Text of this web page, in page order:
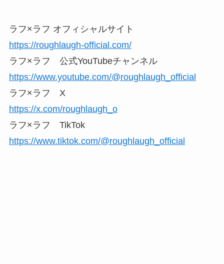
ラフ×ラフ オフィシャルサイト
https://roughlaugh-official.com/
ラフ×ラフ 公式YouTubeチャンネル
https://www.youtube.com/@roughlaugh_official
ラフ×ラフ X
https://x.com/roughlaugh_o
ラフ×ラフ TikTok
https://www.tiktok.com/@roughlaugh_official